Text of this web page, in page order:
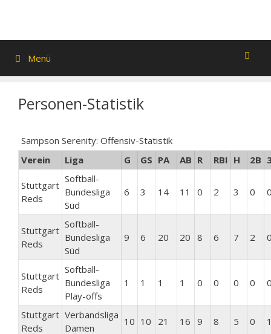
Menü
Personen-Statistik
Sampson Serenity: Offensiv-Statistik
Verein
Liga G GS PA AB R RBI H 2B
Stuttgart
Reds
Softball-
Bundesliga
Süd
6 3 14 11 0 2 3 0
Stuttgart
Reds
Softball-
Bundesliga
Süd
9 6 20 20 8 6 7 2
Stuttgart
Reds
Softball-
Bundesliga
Play-offs
1 1 1 1 0 0 0 0
Stuttgart
Reds
Verbandsliga
Damen
10 10 21 16 9 8 5 0